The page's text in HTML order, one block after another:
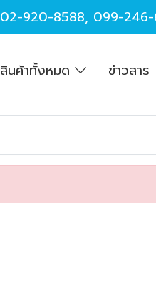
02-920-8588, 099-
สินค้าทั้งหมด ข่าวสาร